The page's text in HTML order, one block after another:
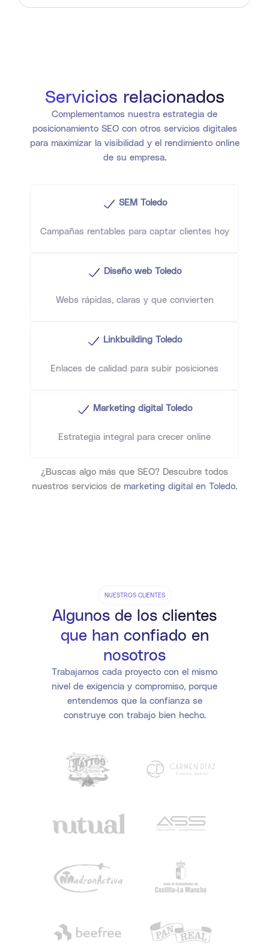
Servicios relacionados
Complementamos nuestra estrategia de
posicionamiento SEO con otros servicios digitales
para maximizar la visibilidad y el rendimiento online
de su empresa.
SEM Toledo
Campañas rentables para captar clientes hoy
Diseño web Toledo
Webs rápidas, claras y que convierten
Linkbuilding Toledo
Enlaces de calidad para subir posiciones
Marketing digital Toledo
Estrategia integral para crecer online
¿Buscas algo más que SEO? Descubre todos
nuestros servicios de marketing digital en Toledo.
NUESTROS CLIENTES
Algunos de los clientes
que han confiado en
nosotros
Trabajamos cada proyecto con el mismo
nivel de exigencia y compromiso, porque
entendemos que la confianza se
construye con trabajo bien hecho.